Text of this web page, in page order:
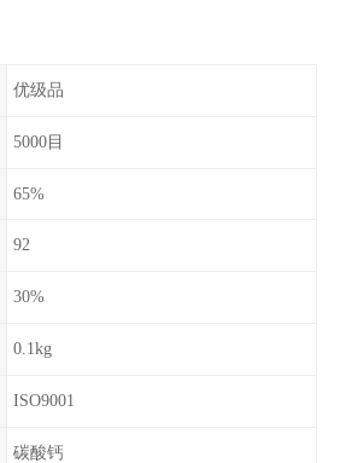
优级品
5000目
65%
92
30%
0.1kg
ISO9001
碳酸钙